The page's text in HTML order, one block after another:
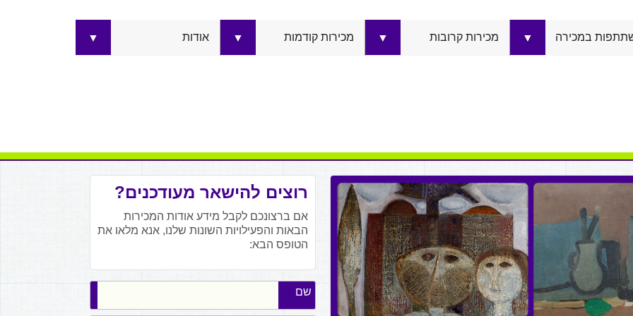
במכירה ▼ מכירות קרובות ▼ מכירות קודמות ▼ אודות ▼
רוצים להישאר מעודכנים?
אם ברצונכם לקבל מידע אודות המכירות
הבאות והפעילויות השונות שלנו, אנא מלאו את
הטופס הבא:
שם